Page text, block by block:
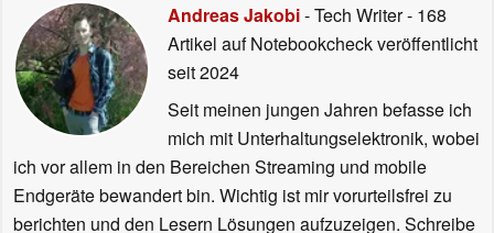
Andreas Jakobi- Tech Writer- 168
Artikel auf Notebookcheck veröffentlicht
seit 2024
Seit meinen jungen Jahren befasse ich
mich mit Unterhaltungselektronik, wobei
ich vor allem in den Bereichen Streaming und mobile
Endgeräte bewandert bin. Wichtig ist mir vorurteilsfrei zu
berichten und den Lesern Lösungen aufzuzeigen. Schreibe